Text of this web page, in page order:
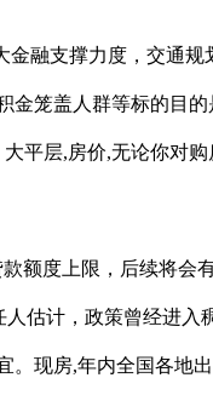
融支撑力度，交通规
笼盖人群等标的目
平层,房价,无论你对
度上限，后续将会
估计，政策曾经进入
现房,年内全国各地出